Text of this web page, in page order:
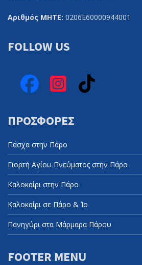
Αριθμός ΜΗΤΕ: 0206Ε60000944001
FOLLOW US
Facebook
Instagram
TikTok
ΠΡΟΣΦΟΡΈΣ
Πάσχα στην Πάρο
Γιορτή Αγίου Πνεύματος στην Πάρο
Καλοκαίρι στην Πάρο
Καλοκαίρι σε Πάρο & Ίο
Πανηγύρι στα Μάρμαρα Πάρου
FOOTER MENU